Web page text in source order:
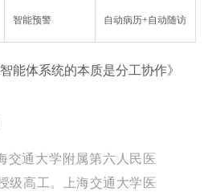
智能预警 自动病历+自动随访
能体系统的本质是分工协作》
交通大学附属第六人民医
级高工。上海交通大学医